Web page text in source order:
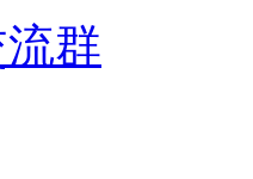
群